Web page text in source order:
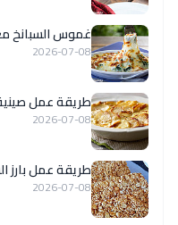
غموس السبانخ
2026-07-08
طريقة عمل
2026-07-08
طريقة عمل بارز
2026-07-08